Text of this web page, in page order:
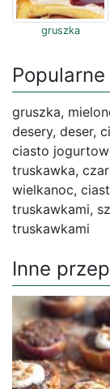
gruszka
gruszka,
desery, deser,
ciasto
truskawka,
wielkanoc,
truskawkami,
truskawkami
Inne